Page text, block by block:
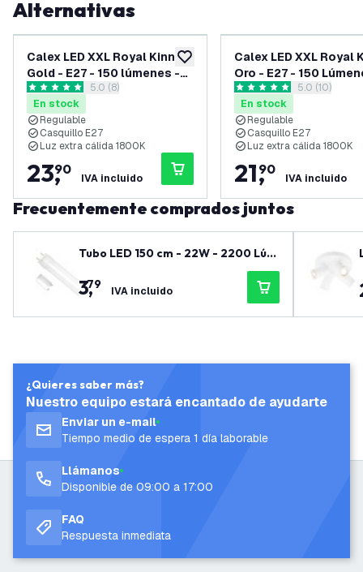
Alternativas
añadir a lista de deseos
Calex LED XXL Royal Kinna
Gold - E27 - 150 lúmenes -
Regulableabrir el panel de reseñas
5 estrellas de puntuación
5.0 (8)
En stock
Regulable
Casquillo E27
Luz extra cálida 1800K
23,
90
IVA incluido
Calex LED XXL Royal
Oro - E27 - 150
Regulableabrir el
5 estrellas de puntuación
5.0 (10)
En stock
Regulable
Casquillo E27
Luz extra cálida 1800K
21,
90
IVA incluido
Frecuentemente comprados juntos
Tubo LED 150 cm - 22W - 2200 Lúm
enes - 6500K - 3 años de garantía
3,
79 IVA incluido
¿Quieres saber más?
Nuestro equipo estará encantado de ayudarte
Enviar un e-mail
Tiempo medio de espera 1 día laborable
Llámanos
Disponible de 09:00 a 17:00
FAQ
Respuesta inmediata